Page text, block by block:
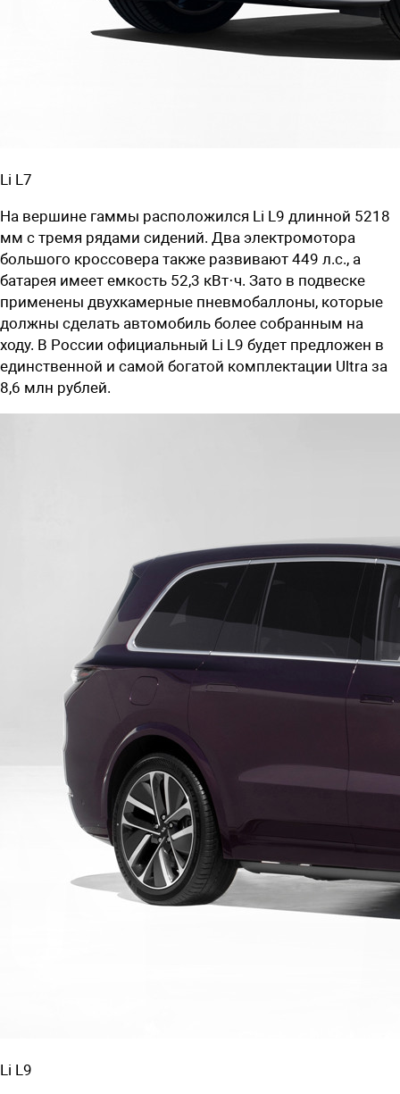
Li L7
На вершине гаммы расположился Li L9 длинной 5218
мм с тремя рядами сидений. Два электромотора
большого кроссовера также развивают 449 л.с., а
батарея имеет емкость 52,3 кВт·ч. Зато в подвеске
применены двухкамерные пневмобаллоны, которые
должны сделать автомобиль более собранным на
ходу. В России официальный Li L9 будет предложен в
единственной и самой богатой комплектации Ultra за
8,6 млн рублей.
Li L9